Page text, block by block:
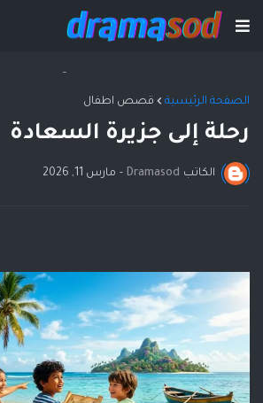
-
الصفحة الرئيسية قصص اطفال
رحلة إلى جزيرة السعادة
الكاتب Dramasod
- مارس 11, 2026